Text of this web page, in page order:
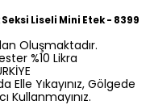
Liseli Mini Etek - 8399
Oluşmaktadır.
%10 Likra
Elle Yıkayınız, Gölgede
Kullanmayınız.